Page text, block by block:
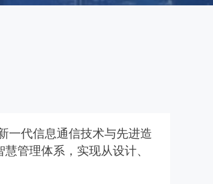
一代信息通信技术与先进造
管理体系，实现从设计、